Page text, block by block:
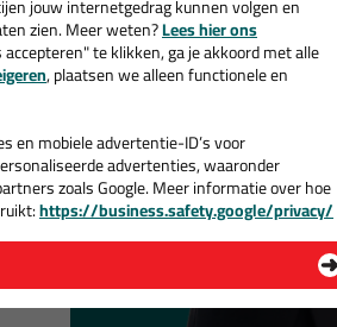
kwastom de sealer gemakkelijk aan te
om de ondergrond goed schoon te maken
van -30
met de meest voorkomende laksystemen
hout
bevonden door Stichting Hout
01 ‘Beoordelingsgrondslag voor
jouw internetgedrag kunnen volgen en
zien. Meer weten?Lees hier ons
accepteren" te klikken, ga je akkoord met alle
, plaatsen we alleen functionele en
en mobiele advertentie-ID’s voor
advertenties, waaronder
zoals Google. Meer informatie over hoe
https://business.safety.google/privacy/